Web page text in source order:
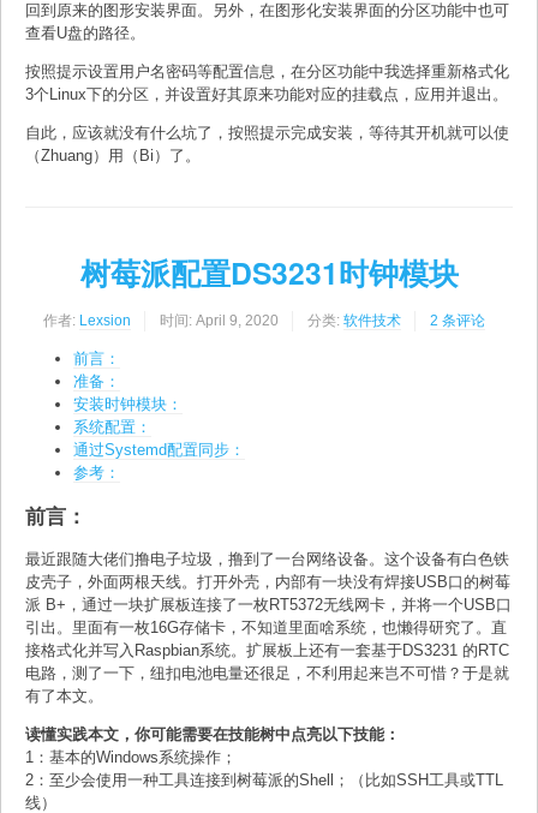
回到原来的图形安装界面。另外，在图形化安装界面的分区功能中也可
查看U盘的路径。
按照提示设置用户名密码等配置信息，在分区功能中我选择重新格式化
3个Linux下的分区，并设置好其原来功能对应的挂载点，应用并退出。
自此，应该就没有什么坑了，按照提示完成安装，等待其开机就可以使
（Zhuang）用（Bi）了。
树莓派配置DS3231时钟模块
作者: Lexsion 时间: April 9, 2020 分类: 软件技术 2 条评论
前言：
准备：
安装时钟模块：
系统配置：
通过Systemd配置同步：
参考：
前言：
最近跟随大佬们撸电子垃圾，撸到了一台网络设备。这个设备有白色铁
皮壳子，外面两根天线。打开外壳，内部有一块没有焊接USB口的树莓
派 B+，通过一块扩展板连接了一枚RT5372无线网卡，并将一个USB口
引出。里面有一枚16G存储卡，不知道里面啥系统，也懒得研究了。直
接格式化并写入Raspbian系统。扩展板上还有一套基于DS3231 的RTC
电路，测了一下，纽扣电池电量还很足，不利用起来岂不可惜？于是就
有了本文。
读懂实践本文，你可能需要在技能树中点亮以下技能：
1：基本的Windows系统操作；
2：至少会使用一种工具连接到树莓派的Shell；（比如SSH工具或TTL
线）